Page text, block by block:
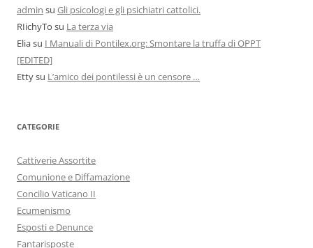
admin su Gli psicologi e gli psichiatri cattolici.
RIichyTo su La terza via
Eliasu I Manuali di Pontilex.org: Smontare la truffa di OPPT
[EDITED]
Ettysu L’amico dei pontilessi è un censore …
CATEGORIE
Cattiverie Assortite
Comunione e Diffamazione
Concilio Vaticano II
Ecumenismo
Esposti e Denunce
Fantarisposte